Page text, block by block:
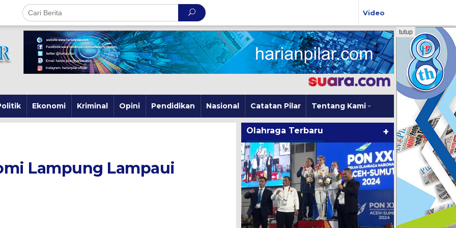
Video
Ekonomi Kriminal Opini Pendidikan Nasional Catatan Pilar Tentang Kami
tutup
Lampung Lampaui
Olahraga Terbaru +